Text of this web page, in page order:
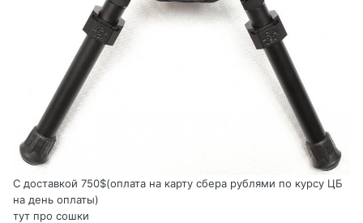
С доставкой 750$(оплата на карту сбера рублями по курсу ЦБ
на день оплаты)
тут про сошки